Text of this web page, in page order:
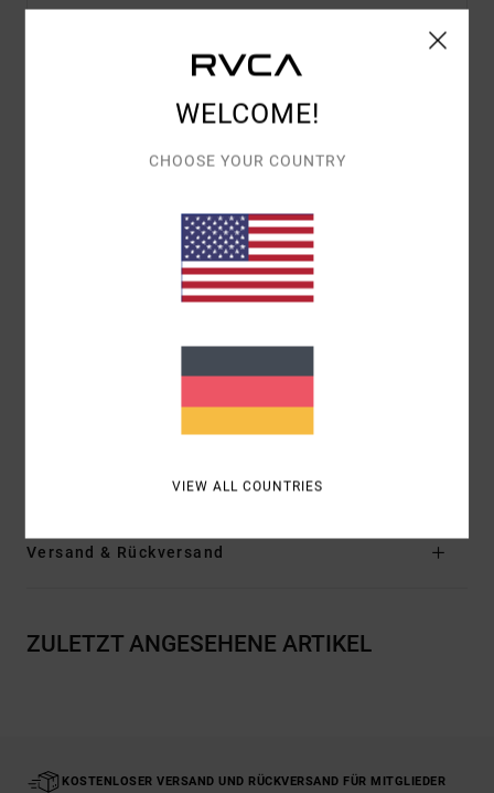
Baumwollstoff
V-Ausschnitt
Versand & Rückversand
ZULETZT ANGESEHENE ARTIKEL
KOSTENLOSER VERSAND UND RÜCKVERSAND FÜR MITGLIEDER
WELCOME!
CHOOSE YOUR COUNTRY
VIEW ALL COUNTRIES